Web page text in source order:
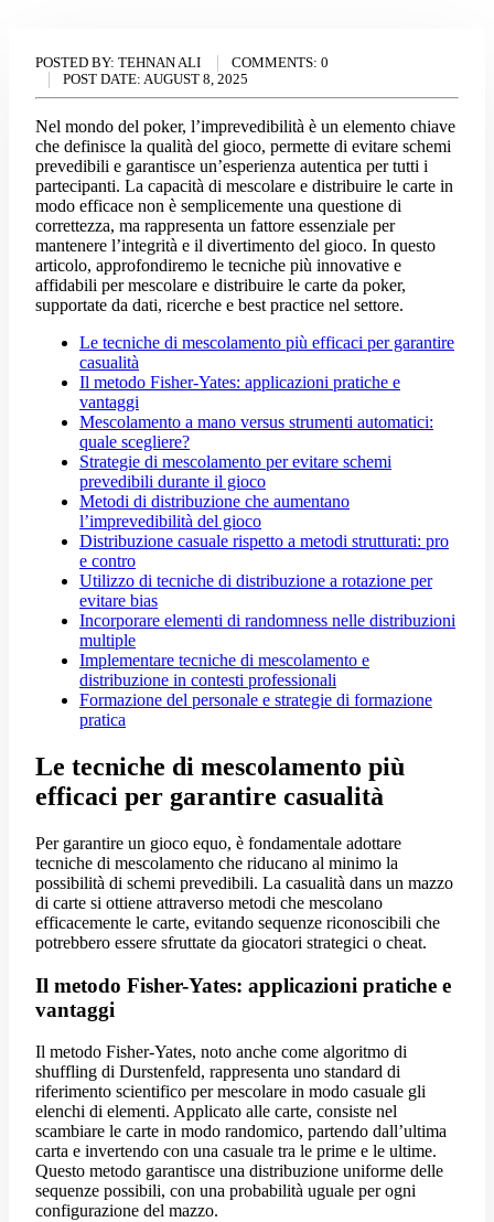
POSTED BY: TEHNAN ALI COMMENTS: 0
POST DATE: AUGUST 8, 2025
Nel mondo del poker, l’imprevedibilità è un elemento chiave
che definisce la qualità del gioco, permette di evitare schemi
prevedibili e garantisce un’esperienza autentica per tutti i
partecipanti. La capacità di mescolare e distribuire le carte in
modo efficace non è semplicemente una questione di
correttezza, ma rappresenta un fattore essenziale per
mantenere l’integrità e il divertimento del gioco. In questo
articolo, approfondiremo le tecniche più innovative e
affidabili per mescolare e distribuire le carte da poker,
supportate da dati, ricerche e best practice nel settore.
Le tecniche di mescolamento più efficaci per garantire
casualità
Il metodo Fisher-Yates: applicazioni pratiche e
vantaggi
Mescolamento a mano versus strumenti automatici:
quale scegliere?
Strategie di mescolamento per evitare schemi
prevedibili durante il gioco
Metodi di distribuzione che aumentano
l’imprevedibilità del gioco
Distribuzione casuale rispetto a metodi strutturati: pro
e contro
Utilizzo di tecniche di distribuzione a rotazione per
evitare bias
Incorporare elementi di randomness nelle distribuzioni
multiple
Implementare tecniche di mescolamento e
distribuzione in contesti professionali
Formazione del personale e strategie di formazione
pratica
Le tecniche di mescolamento più
efficaci per garantire casualità
Per garantire un gioco equo, è fondamentale adottare
tecniche di mescolamento che riducano al minimo la
possibilità di schemi prevedibili. La casualità dans un mazzo
di carte si ottiene attraverso metodi che mescolano
efficacemente le carte, evitando sequenze riconoscibili che
potrebbero essere sfruttate da giocatori strategici o cheat.
Il metodo Fisher-Yates: applicazioni pratiche e
vantaggi
Il metodo Fisher-Yates, noto anche come algoritmo di
shuffling di Durstenfeld, rappresenta uno standard di
riferimento scientifico per mescolare in modo casuale gli
elenchi di elementi. Applicato alle carte, consiste nel
scambiare le carte in modo randomico, partendo dall’ultima
carta e invertendo con una casuale tra le prime e le ultime.
Questo metodo garantisce una distribuzione uniforme delle
sequenze possibili, con una probabilità uguale per ogni
configurazione del mazzo.